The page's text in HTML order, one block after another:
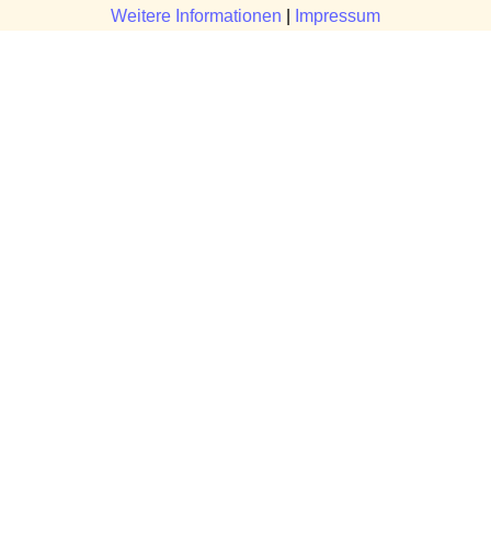
Weitere Informationen Impressum